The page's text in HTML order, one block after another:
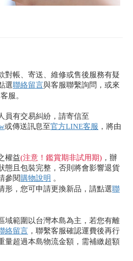
對帳、寄送、維修或售後服務有疑
選聯絡留言與客服聯繫詢問，或來
服。
員有交易糾紛，請寄信至
或傳送訊息至官方LINE客服 ，將由
權益(注意！鑑賞期非試用期) ，辦
態且包裝完整，否則將會影響退貨
參閱購物說明 。
形，您可申請更換新品，請點選聯
域範圍以台灣本島為主，若您有離
絡留言 ，聯繫客服確認運費後再行
量超過本島物流金額，需補繳超額